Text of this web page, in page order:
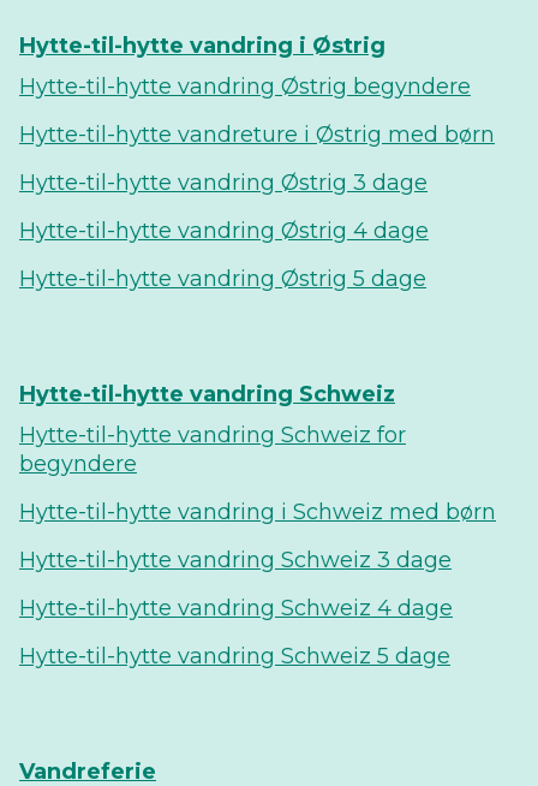
Hytte-til-hytte vandring i Østrig
Hytte-til-hytte vandring Østrig begyndere
Hytte-til-hytte vandreture i Østrig med børn
Hytte-til-hytte vandring Østrig 3 dage
Hytte-til-hytte vandring Østrig 4 dage
Hytte-til-hytte vandring Østrig 5 dage
Hytte-til-hytte vandring Schweiz
Hytte-til-hytte vandring Schweiz for
begyndere
Hytte-til-hytte vandring i Schweiz med børn
Hytte-til-hytte vandring Schweiz 3 dage
Hytte-til-hytte vandring Schweiz 4 dage
Hytte-til-hytte vandring Schweiz 5 dage
Vandreferie